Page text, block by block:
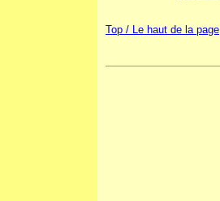
Top / Le haut de la page